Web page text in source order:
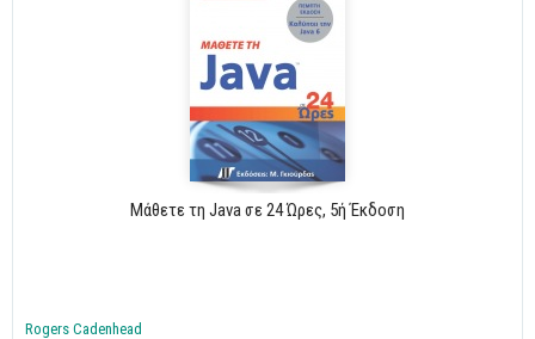
Μάθετε τη Java σε 24 Ώρες, 5ή Έκδοση
Rogers Cadenhead